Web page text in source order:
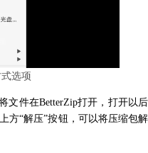
选项
文件在BetterZip打开，打开以后
方“解压”按钮，可以将压缩包解